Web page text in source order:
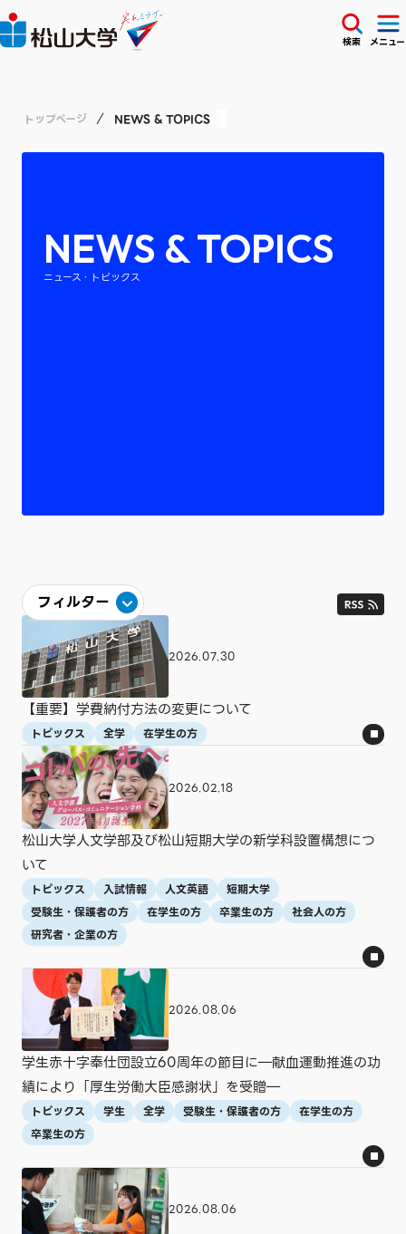
検索 メニュー
トップページ NEWS & TOPICS
NEWS & TOPICS
ニュース・トピックス
フィルター
カテゴリ
すべて トピックス
入試情報
社会連携
プレスリリース
図書館 東京オフィス
学部・大学院・短期大学
すべて 全学 経済学科
人文社会
法学部
短期大学
言語コミュニケーション研究科
法学研究科
医療薬学研究科
年
2023年
2022年
2021年
月
すべて 1月 2月 3月 4月
5月
6月
7月 8月 9月 10月
12月
この条件で表示する
2026.07.30
【重要】学費納付方法の変更について
トピックス 全学 在学生の方
2026.02.18
松山大学人文学部及び松山短期大学の新学科設置構想につ
いて
トピックス 入試情報 人文英語
短期大学
受験生・保護者の方
在学生の方 卒業生の方
社会人の方
研究者・企業の方
2026.08.06
学生赤十字奉仕団設立60周年の節目に―献血運動推進の功
績により「厚生労働大臣感謝状」を受贈―
トピックス 学生 全学 受験生・保護者の方
在学生の方
卒業生の方
2026.08.06